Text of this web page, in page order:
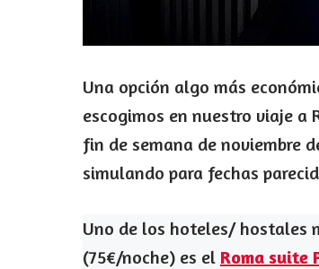
Una opción algo más
escogimos en nuestro viaje a
fin de semana de noviembre
simulando para fechas
Uno de los hoteles/ hostales
(75€/noche) es el Roma suite